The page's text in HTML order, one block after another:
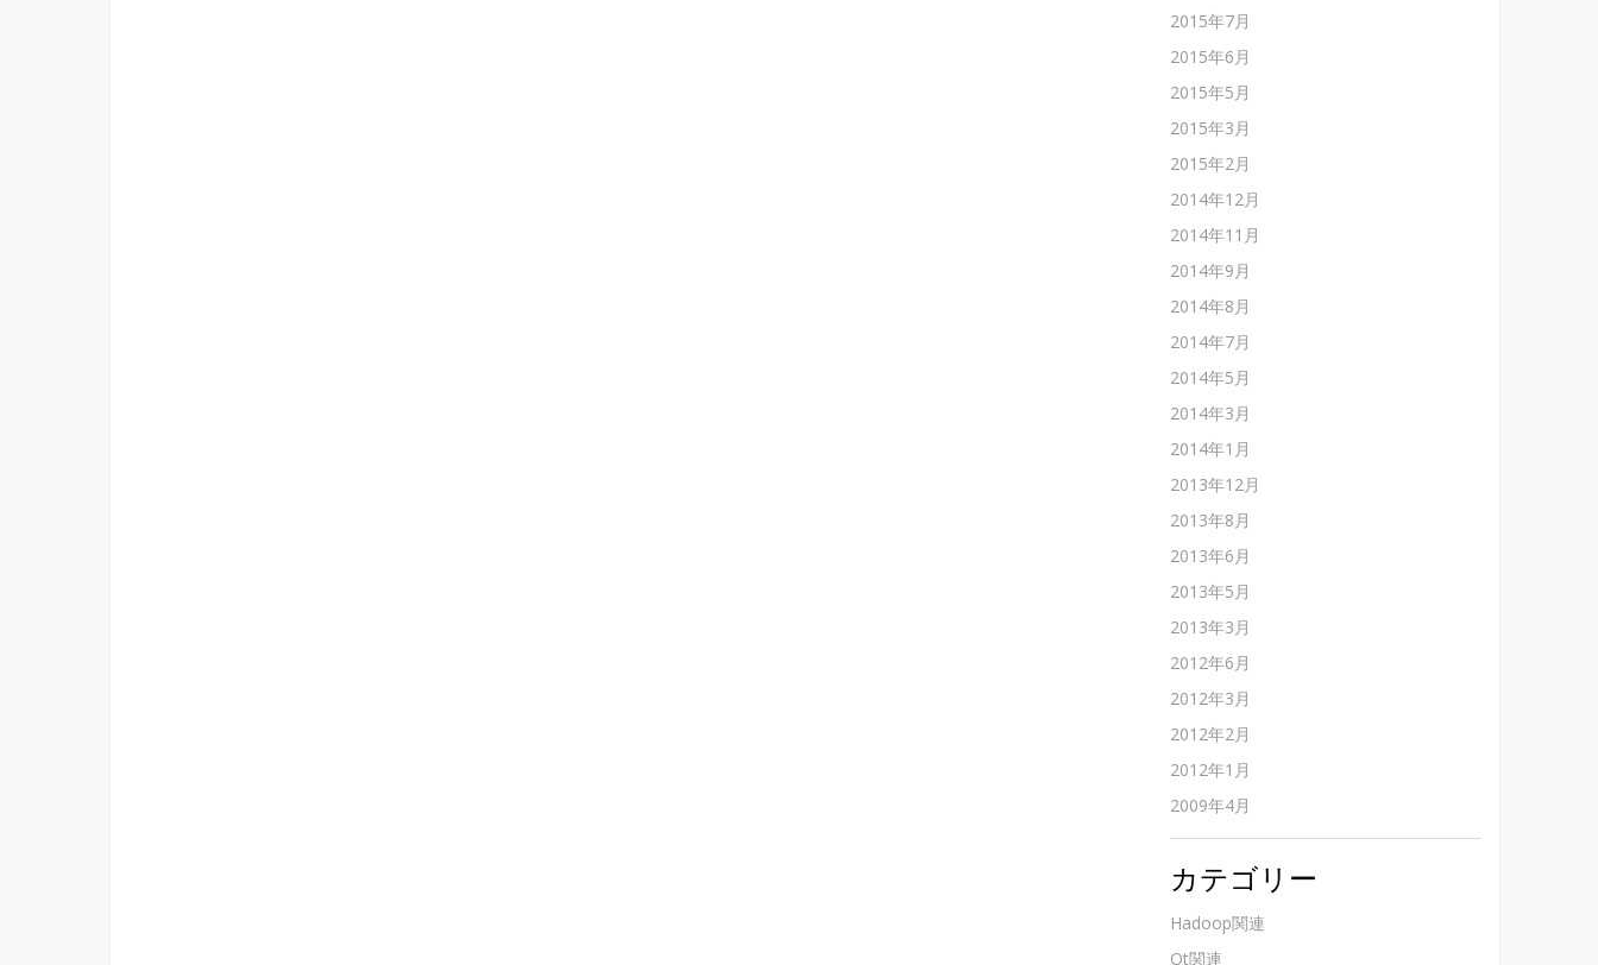
2015年7月
2015年6月
2015年5月
2015年3月
2015年2月
2014年12月
2014年11月
2014年9月
2014年8月
2014年7月
2014年5月
2014年3月
2014年1月
2013年12月
2013年8月
2013年6月
2013年5月
2013年3月
2012年6月
2012年3月
2012年2月
2012年1月
2009年4月
カテゴリー
Hadoop関連
Qt関連